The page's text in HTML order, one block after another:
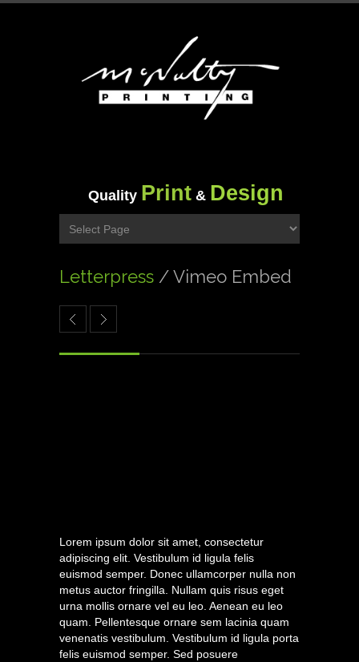
Quality Print & Design
Letterpress / Vimeo Embed
Lorem ipsum dolor sit amet, consectetur
adipiscing elit. Vestibulum id ligula felis
euismod semper. Donec ullamcorper nulla non
metus auctor fringilla. Nullam quis risus eget
urna mollis ornare vel eu leo. Aenean eu leo
quam. Pellentesque ornare sem lacinia quam
venenatis vestibulum. Vestibulum id ligula porta
felis euismod semper. Sed posuere